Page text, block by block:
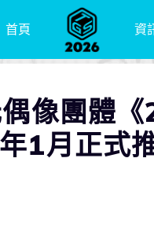
首頁 資
像團體
1月正式